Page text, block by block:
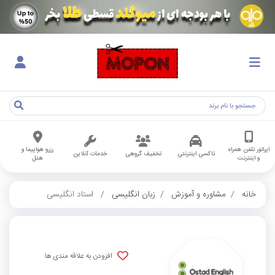
اپراتور تلفن همراه
و اینترنت
تاکسی اینترنتی تخفیف گروهی خدمات آنلاین
رزرو هواپیما و
هتل
خانه مشاوره و آموزش زبان انگلیسی استاد انگلیسی
افزودن به علاقه مندی ها